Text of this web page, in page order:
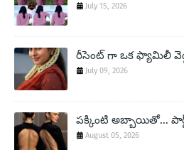
July 15, 2026
రీసెంట్ గా ఒక ఫ్యామిలీ
July 09, 2026
పక్కింటి అబ్బాయితో...
August 05, 2026